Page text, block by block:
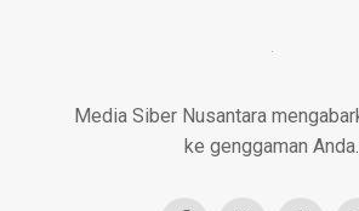
Media Siber Nusantara
ke genggaman Anda.